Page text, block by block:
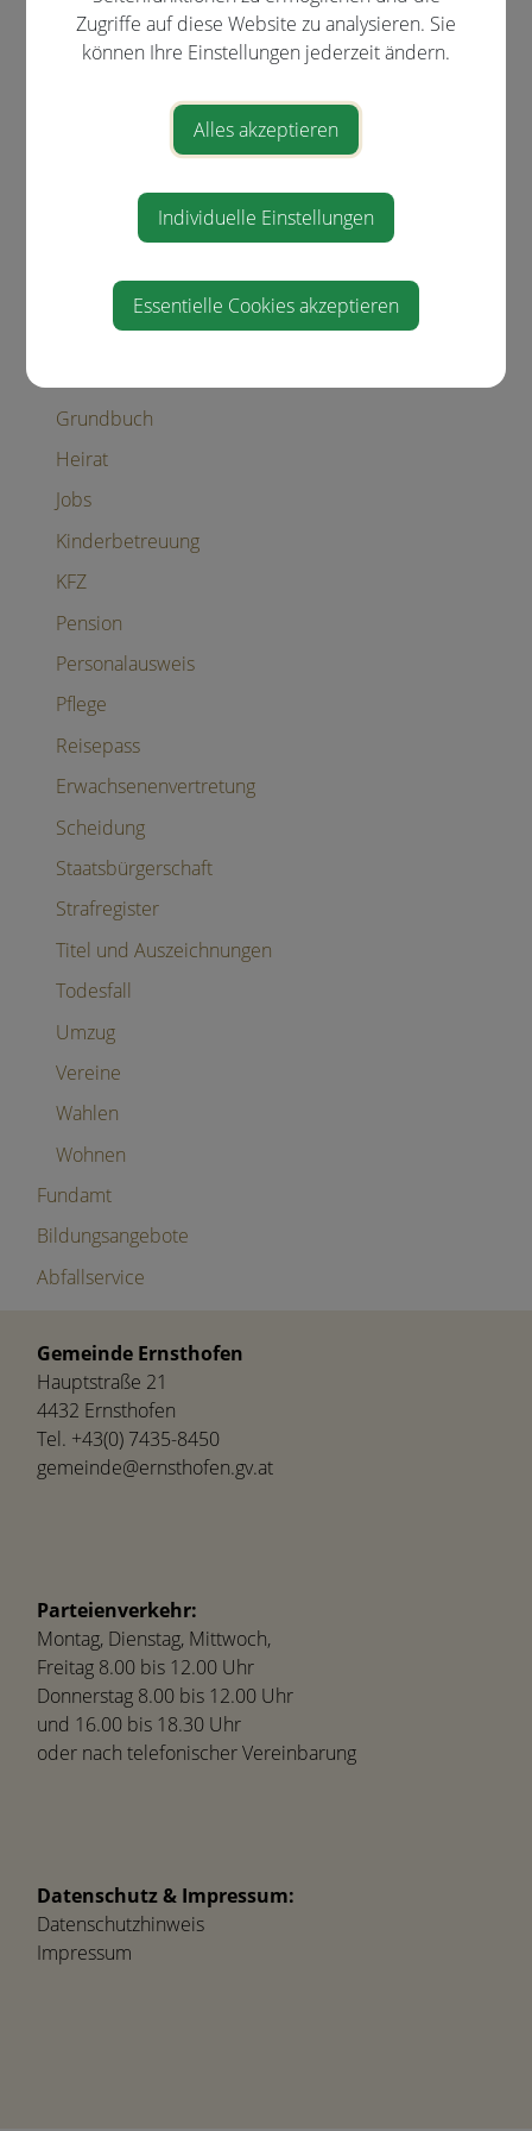
Arten der Beschäftigung
Aufenthalt in Österreich
Menschen mit Behinderungen
Erben und Vererben
Geburt
Gesetzliche Neuerungen
Grundbuch
Heirat
Jobs
Kinderbetreuung
KFZ
Pension
Personalausweis
Pflege
Reisepass
Erwachsenenvertretung
Scheidung
Staatsbürgerschaft
Strafregister
Titel und Auszeichnungen
Todesfall
Umzug
Vereine
Wahlen
Wohnen
Fundamt
Bildungsangebote
Abfallservice
Gemeinde Ernsthofen
Hauptstraße 21
4432 Ernsthofen
Tel. +43(0) 7435-8450
gemeinde@ernsthofen.gv.at
Parteienverkehr:
Montag, Dienstag, Mittwoch,
Freitag 8.00 bis 12.00 Uhr
Donnerstag 8.00 bis 12.00 Uhr
und 16.00 bis 18.30 Uhr
oder nach telefonischer Vereinbarung
Datenschutz & Impressum:
Datenschutzhinweis
Impressum
Zugriffe auf diese Website zu analysieren. Sie
können Ihre Einstellungen jederzeit ändern.
Alles akzeptieren
Individuelle Einstellungen
Essentielle Cookies akzeptieren